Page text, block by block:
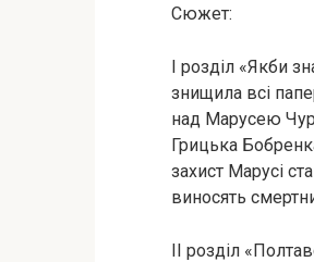
Сюжет:
І розділ «Якби
знищила всі
над Марусею
Грицька
захист Марусі
виносять
II розділ